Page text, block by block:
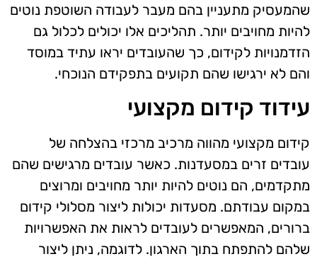
שהמעסיק מתעניין בהם מעבר לעבודה השוטפת נוטים
להיות מחויבים יותר. תהליכים אלו יכולים לכלול גם
הזדמנויות לקידום, כך שהעובדים יראו עתיד במוסד
והם לא ירגישו שהם תקועים בתפקידם הנוכחי.
עידוד קידום מקצועי
קידום מקצועי מהווה מרכיב מרכזי בהצלחה של
עובדים זרים במסעדנות. כאשר עובדים מרגישים שהם
מתקדמים, הם נוטים להיות יותר מחויבים ומרוצים
במקום עבודתם. מסעדות יכולות ליצור מסלולי קידום
ברורים, המאפשרים לעובדים לראות את האפשרויות
שלהם להתפתח בתוך הארגון. לדוגמה, ניתן ליצור